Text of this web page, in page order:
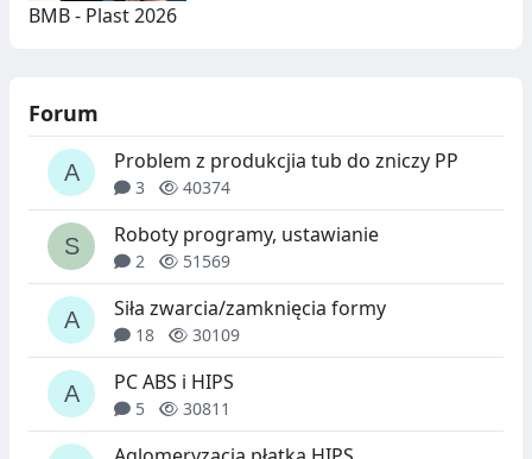
BMB - Plast 2026
Forum
Problem z produkcjia tub do zniczy PP
3 40374
Roboty programy, ustawianie
2 51569
Siła zwarcia/zamknięcia formy
18 30109
PC ABS i HIPS
5 30811